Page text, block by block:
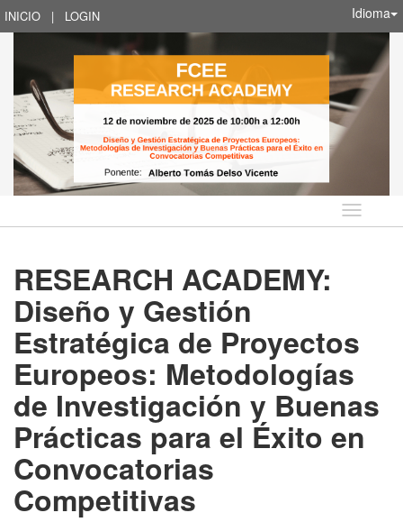
INICIO | LOGIN Idioma
Idioma
RESEARCH ACADEMY:
Diseño y Gestión
Estratégica de Proyectos
Europeos: Metodologías
de Investigación y Buenas
Prácticas para el Éxito en
Convocatorias
Competitivas